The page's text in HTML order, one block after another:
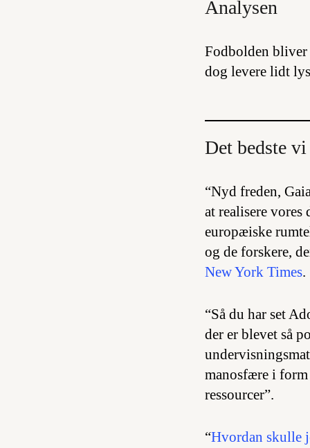
Analysen
Fodbolden bliver
dog levere lidt
Det bedste vi
“Nyd freden,
at realisere
europæiske
og de forskere,
New York Times.
“Så du har set
der er blevet så
manosfære i form
ressourcer”.
“Hvordan skulle